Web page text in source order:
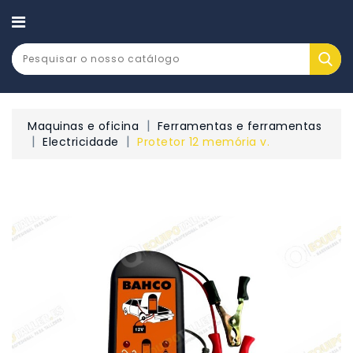
CATEGORY
Maquinas e oficina
Ferramentas e ferramentas
Electricidade
Protetor 12 memória v.